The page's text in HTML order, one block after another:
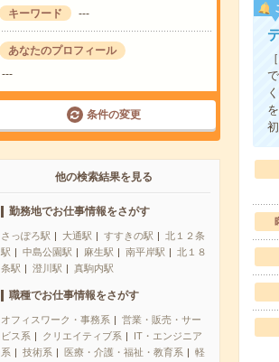
キーワード ---
あなたのプロフィール
---
条件の変更
他の検索結果を見る
勤務地でお仕事情報をさがす
さっぽろ駅 大通駅 すすきの駅
北１２条
駅
中島公園駅 麻生駅 南平岸駅
北１８
条駅
澄川駅 真駒内駅
職種でお仕事情報をさがす
オフィスワーク・事務系
営業・販売・サー
ビス系
クリエイティブ系
IT・エンジニア
系
技術系 医療・介護・福祉・教育系
軽